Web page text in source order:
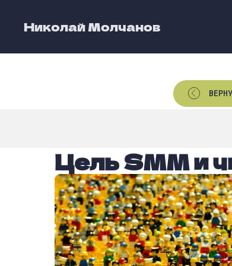
Николай Молчанов
Цель SMM и